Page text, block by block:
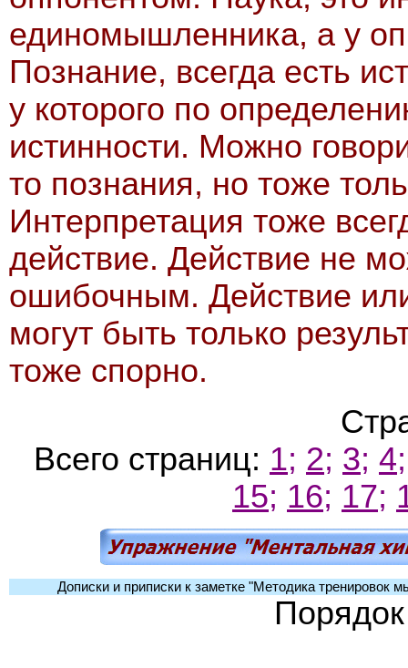
единомышленника, а у
Познание, всегда есть
у которого по
истинности. Можно
то познания, но тоже
Интерпретация тоже
действие. Действие не
ошибочным. Действие
могут быть только
тоже спорно.
Всего страниц: 1; 2; 3; 4;
15; 16; 17;
Дописки и приписки к заметке "Методика тренировок